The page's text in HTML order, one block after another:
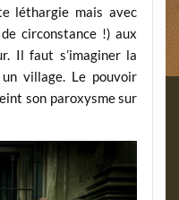
léthargie mais avec
circonstance !) aux
Il faut s’imaginer la
village. Le pouvoir
son paroxysme sur